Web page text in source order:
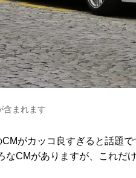
まれます
がカッコ良すぎると話題で
なCMがありますが、これだ